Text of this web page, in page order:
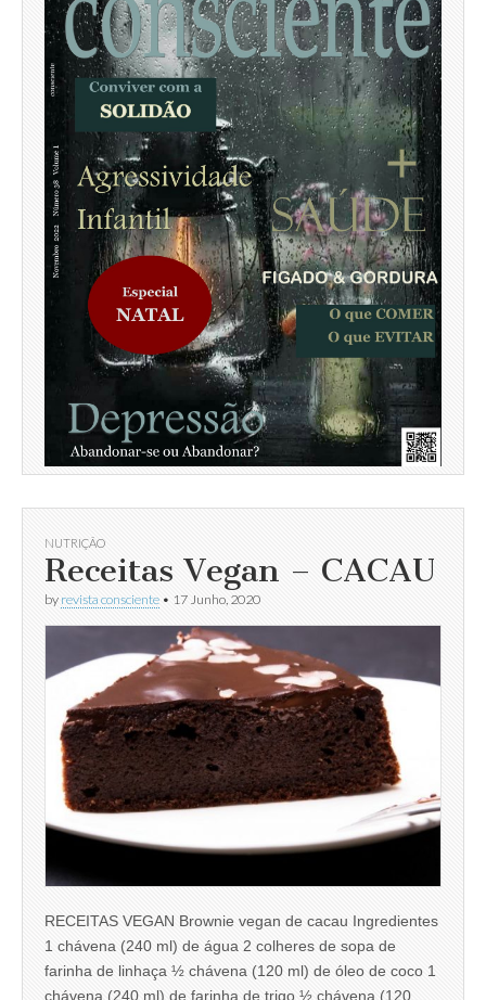
NUTRIÇÃO
Receitas Vegan – CACAU
by revista consciente • 17 Junho, 2020
RECEITAS VEGAN Brownie vegan de cacau Ingredientes
1 chávena (240 ml) de água 2 colheres de sopa de
farinha de linhaça ½ chávena (120 ml) de óleo de coco 1
chávena (240 ml) de farinha de trigo ½ chávena (120…